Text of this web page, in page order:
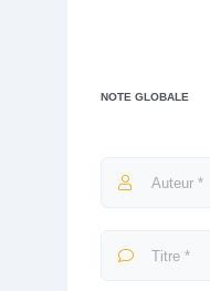
NOTE GLOBALE